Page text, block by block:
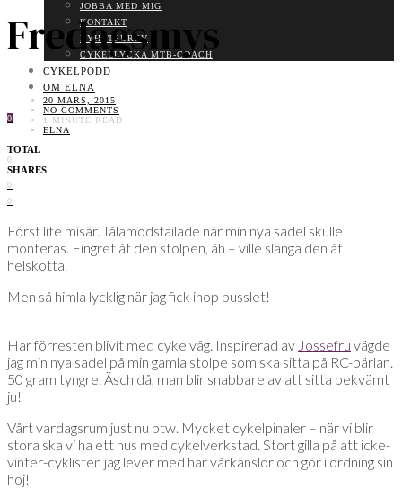
JOBBA MED MIG
KONTAKT
NYHETSBREV
CYKELLYCKA MTB-COACH
CYKELPODD
OM ELNA
0
Fredagsmys
20 MARS, 2015
NO COMMENTS
1 MINUTE READ
ELNA
TOTAL
0
SHARES
0
0
Först lite misär. Tålamodsfailade när min nya sadel skulle
monteras. Fingret åt den stolpen, åh – ville slänga den åt
helskotta.
Men så himla lycklig när jag fick ihop pusslet!
Har förresten blivit med cykelvåg. Inspirerad av Jossefru vägde
jag min nya sadel på min gamla stolpe som ska sitta på RC-pärlan.
50 gram tyngre. Äsch då, man blir snabbare av att sitta bekvämt
ju!
Vårt vardagsrum just nu btw. Mycket cykelpinaler – när vi blir
stora ska vi ha ett hus med cykelverkstad. Stort gilla på att icke-
vinter-cyklisten jag lever med har vårkänslor och gör i ordning sin
hoj!